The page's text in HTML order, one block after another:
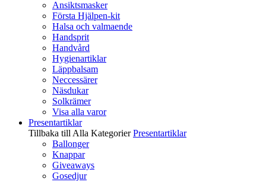
Ansiktsmasker
Första Hjälpen-kit
Halsa och valmaende
Handsprit
Handvård
Hygienartiklar
Läppbalsam
Neccessärer
Näsdukar
Solkrämer
Visa alla varor
Presentartiklar
Tillbaka till Alla Kategorier Presentartiklar
Ballonger
Knappar
Giveaways
Gosedjur